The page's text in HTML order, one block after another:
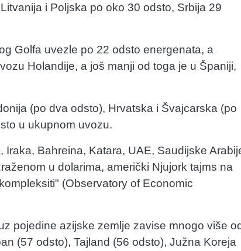
i Poljska po oko 30 odsto, Srbija 29
Golfa uvezle po 22 odsto energenata, a
Holandije, a još manji od toga je u Španiji,
(po dva odsto), Hrvatska i Švajcarska (po
u ukupnom uvozu.
Bahreina, Katara, UAE, Saudijske
u dolarima, američki Njujork tajms na
(Observatory of Economic
pojedine azijske zemlje zavise mnogo više
(57 odsto), Tajland (56 odsto), Južna Koreja